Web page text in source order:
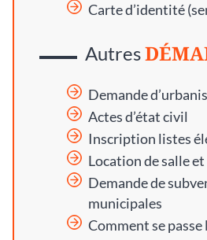
Carte d’identité
Autres
Demande
Actes d’état civil
Inscription listes
Location de salle
Demande de
municipales
Comment se passe